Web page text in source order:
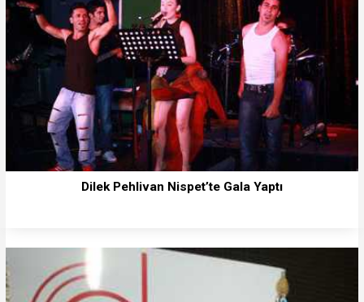
Dilek Pehlivan Nispet’te Gala Yaptı